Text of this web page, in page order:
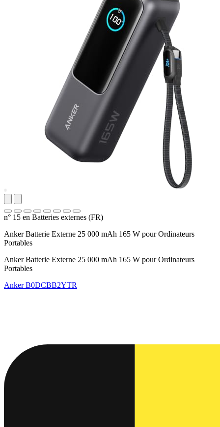
n° 15 en Batteries externes (FR)
Anker Batterie Externe 25 000 mAh 165 W pour Ordinateurs
Portables
Anker Batterie Externe 25 000 mAh 165 W pour Ordinateurs
Portables
AnkerB0DCBB2YTR